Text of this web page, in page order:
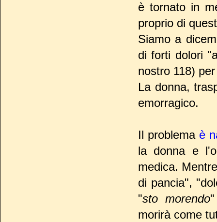
è tornato in
proprio di
Siamo a
di forti dolori
nostro 118)
La donna,
emorragico.
Il problema è
la donna e
medica.
di pancia",
"sto morendo"
morirà come